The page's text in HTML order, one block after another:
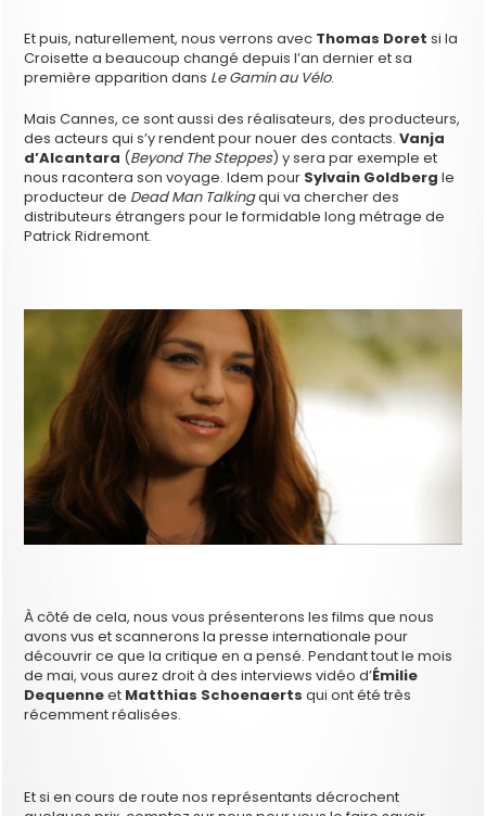
Et puis, naturellement, nous verrons avec Thomas Doret si la
Croisette a beaucoup changé depuis l’an dernier et sa
première apparition dans Le Gamin au Vélo.
Mais Cannes, ce sont aussi des réalisateurs, des producteurs,
des acteurs qui s’y rendent pour nouer des contacts.Vanja
d’Alcantara (Beyond The Steppes) y sera par exemple et
nous racontera son voyage. Idem pour Sylvain Goldberg le
producteur de Dead Man Talkingqui va chercher des
distributeurs étrangers pour le formidable long métrage de
Patrick Ridremont.
À côté de cela, nous vous présenterons les films que nous
avons vus et scannerons la presse internationale pour
découvrir ce que la critique en a pensé. Pendant tout le mois
de mai, vous aurez droit à des interviews vidéo d’Émilie
Dequenneet Matthias Schoenaerts qui ont été très
récemment réalisées.
Et si en cours de route nos représentants décrochent